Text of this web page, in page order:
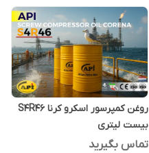
روغن کمپرسور اسکرو کرنا S4R46
بیست لیتری
تماس بگیرید